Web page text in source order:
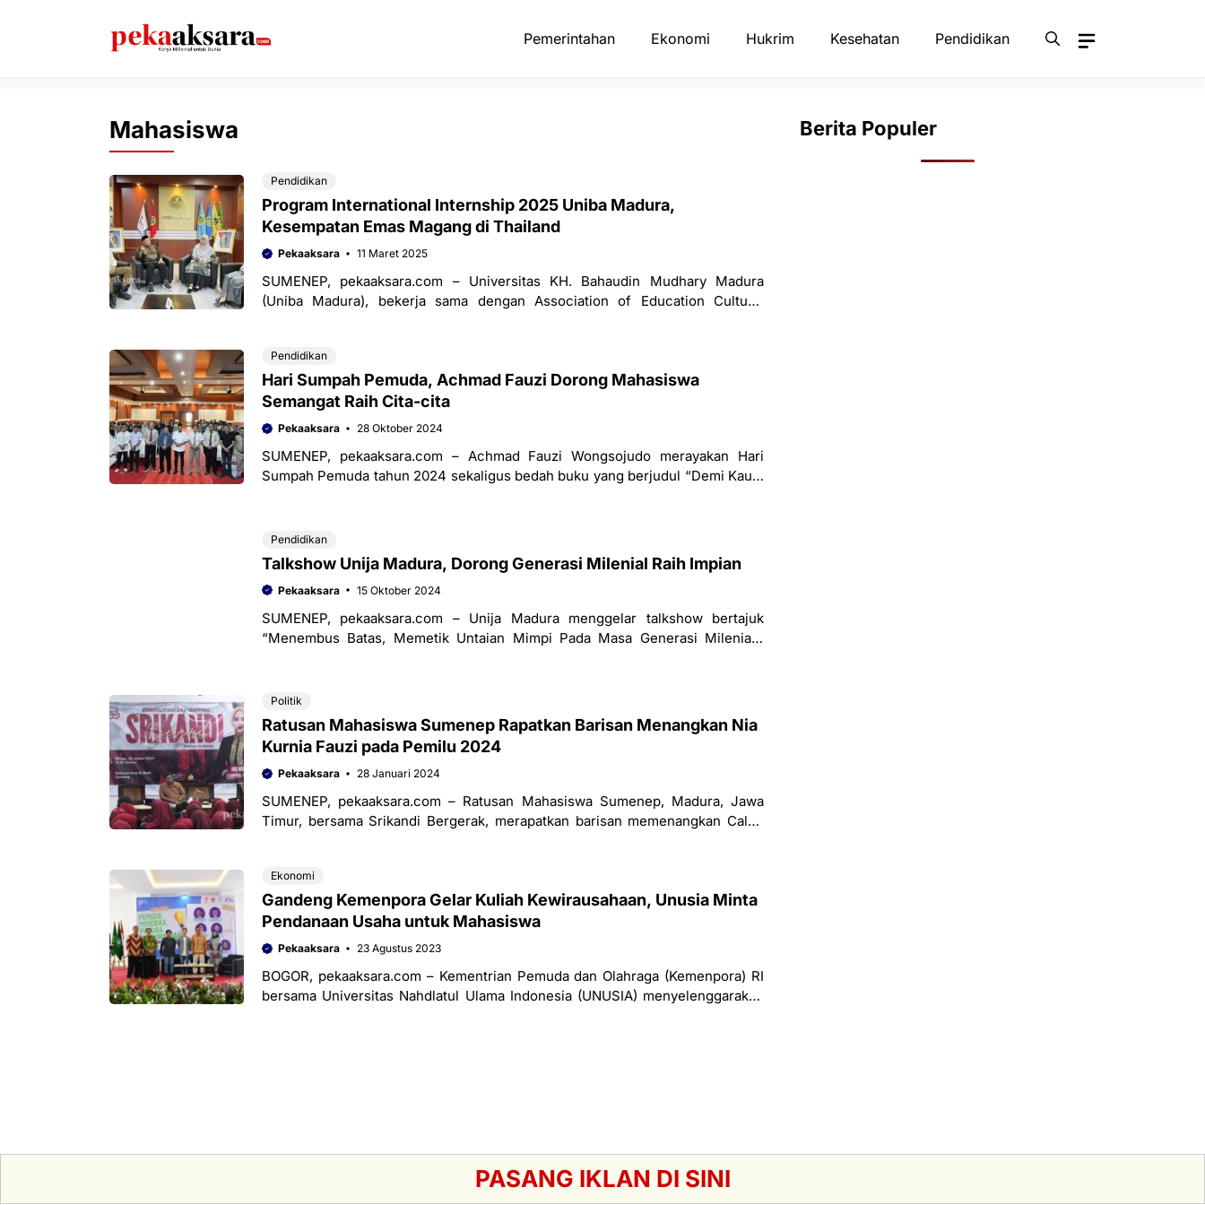
Pemerintahan Ekonomi Hukrim Kesehatan Pendidikan
Mahasiswa
Pendidikan
Program International Internship 2025 Uniba Madura,
Kesempatan Emas Magang di Thailand
Pekaaksara 11 Maret 2025
SUMENEP, pekaaksara.com – Universitas KH. Bahaudin Mudhary Madura
(Uniba Madura), bekerja sama dengan Association of Education Cultural
Pendidikan
Hari Sumpah Pemuda, Achmad Fauzi Dorong Mahasiswa
Semangat Raih Cita-cita
Pekaaksara 28 Oktober 2024
SUMENEP, pekaaksara.com – Achmad Fauzi Wongsojudo merayakan Hari
Sumpah Pemuda tahun 2024 sekaligus bedah buku yang berjudul “Demi Kaum
Pendidikan
Talkshow Unija Madura, Dorong Generasi Milenial Raih Impian
Pekaaksara 15 Oktober 2024
SUMENEP, pekaaksara.com – Unija Madura menggelar talkshow bertajuk
“Menembus Batas, Memetik Untaian Mimpi Pada Masa Generasi Milenial”,
Politik
Ratusan Mahasiswa Sumenep Rapatkan Barisan Menangkan Nia
Kurnia Fauzi pada Pemilu 2024
Pekaaksara 28 Januari 2024
SUMENEP, pekaaksara.com – Ratusan Mahasiswa Sumenep, Madura, Jawa
Timur, bersama Srikandi Bergerak, merapatkan barisan memenangkan Caleg
Ekonomi
Gandeng Kemenpora Gelar Kuliah Kewirausahaan, Unusia Minta
Pendanaan Usaha untuk Mahasiswa
Pekaaksara 23 Agustus 2023
BOGOR, pekaaksara.com – Kementrian Pemuda dan Olahraga (Kemenpora) RI
bersama Universitas Nahdlatul Ulama Indonesia (UNUSIA) menyelenggarakan
Berita Populer
PASANG IKLAN DI SINI